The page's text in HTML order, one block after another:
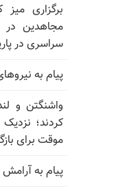
برگزاری
مجاهدین در
سراسری در
پیام به نیروهای
واشنگتن و
کردند؛
موقت برای
پیام به